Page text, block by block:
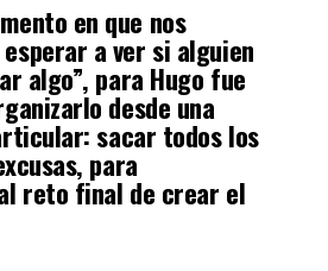
en que nos
a ver si alguien
algo”, para Hugo fue
desde una
sacar todos los
para
reto final de crear el